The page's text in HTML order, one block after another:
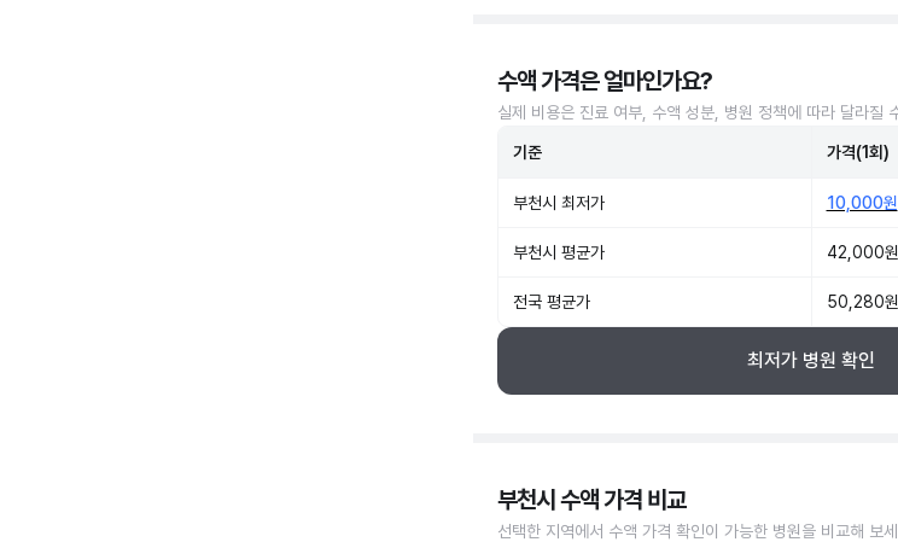
수액 가격은 얼마인가요?
실제 비용은 진료 여부, 수액 성분, 병원 정책에 따라 달라질
기준 가격(1회)
부천시 최저가 10,000원
부천시 평균가 42,000원
전국 평균가 50,280원
최저가 병원 확인
부천시 수액 가격 비교
선택한 지역에서 수액 가격 확인이 가능한 병원을 비교해 보